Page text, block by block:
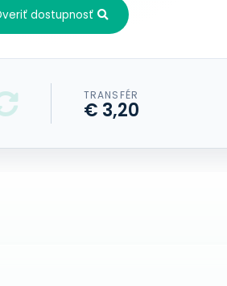
dostupnosť
TRANSFÉR
€ 3,20